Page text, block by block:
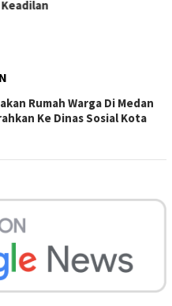
Rumah Warga Di Medan
Ke Dinas Sosial Kota